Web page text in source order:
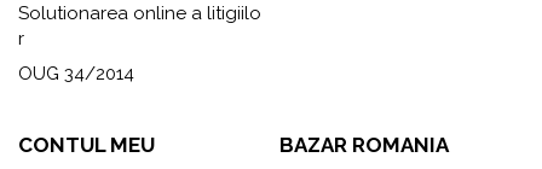
Solutionarea online a litigiilo
r
OUG 34/2014
CONTUL MEU BAZAR ROMANIA